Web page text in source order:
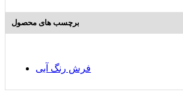
برچسب های محصول
فرش رنگ آبی